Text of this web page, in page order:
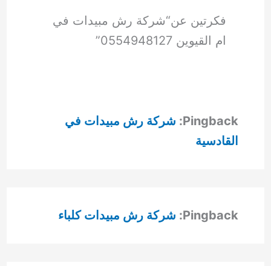
فكرتين عن“شركة رش مبيدات في
ام القيوين 0554948127”
Pingback: شركة رش مبيدات في
القادسية
Pingback: شركة رش مبيدات كلباء